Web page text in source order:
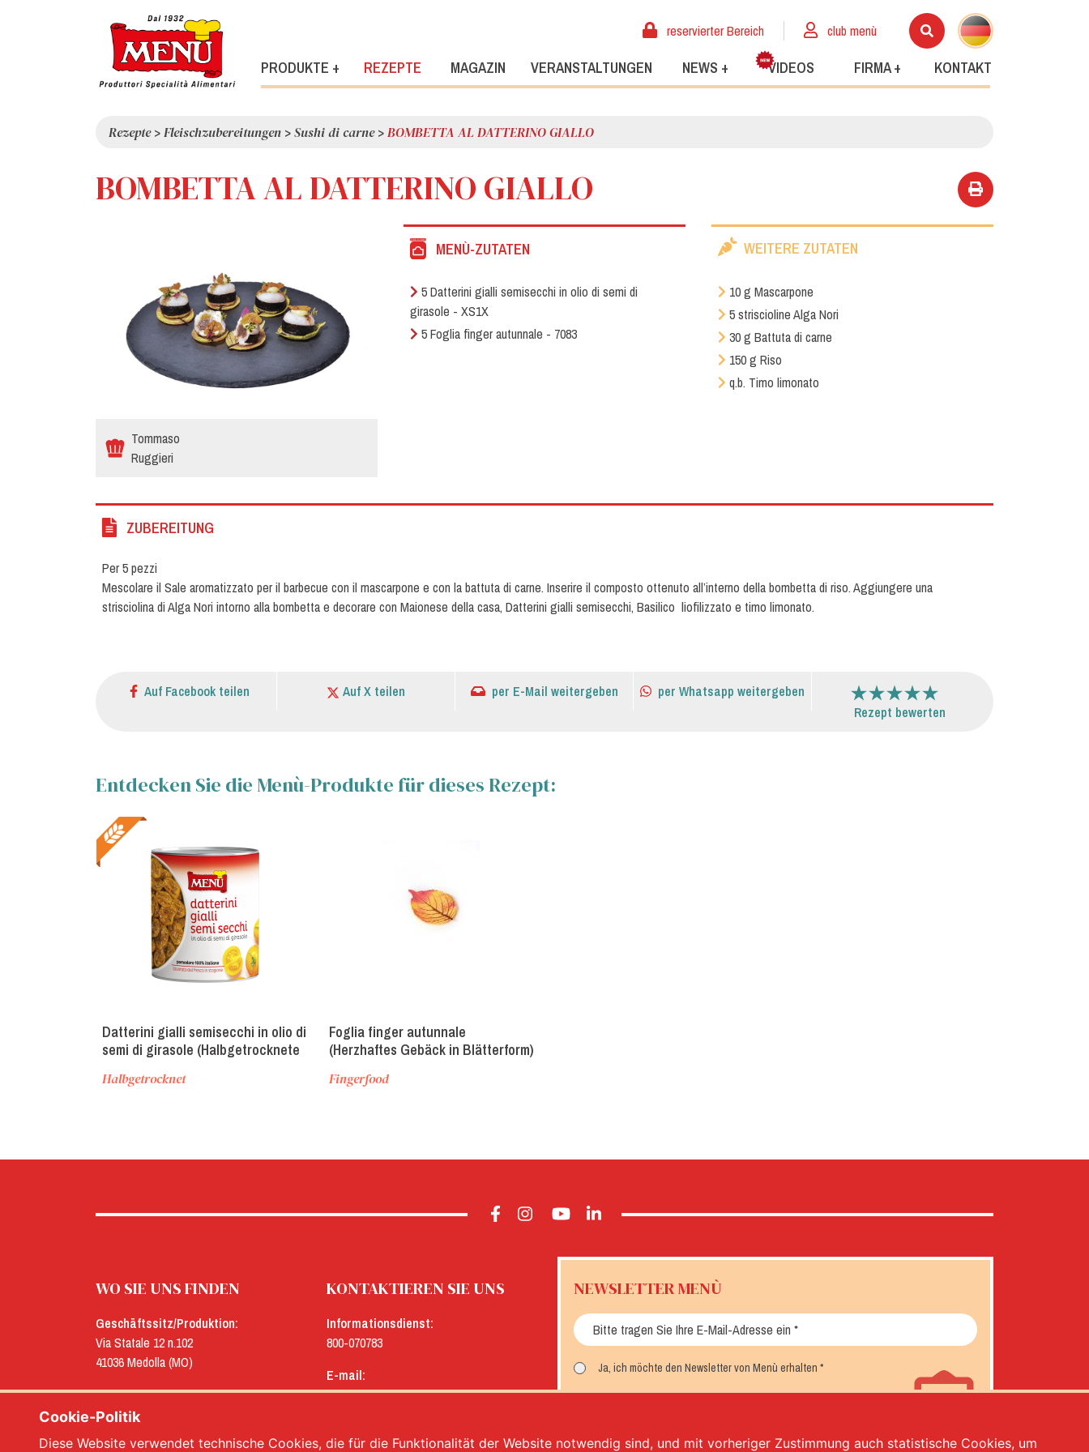
reservierter Bereich club menù
PRODUKTE + REZEPTE MAGAZIN VERANSTALTUNGEN NEWS + VIDEOS FIRMA + KONTAKT
Rezepte>Fleischzubereitungen >Sushi di carne>BOMBETTA AL DATTERINO GIALLO
BOMBETTA AL DATTERINO GIALLO
Tommaso
Ruggieri
MENÙ-ZUTATEN
5 Datterini gialli semisecchi in olio di semi di
girasole - XS1X
5 Foglia finger autunnale - 7083
WEITERE ZUTATEN
10 g Mascarpone
5 striscioline Alga Nori
30 g Battuta di carne
150 g Riso
q.b. Timo limonato
ZUBEREITUNG
Per 5 pezzi
Mescolare il Sale aromatizzato per il barbecue con il mascarpone e con la battuta di carne. Inserire il composto ottenuto all’interno della bombetta di riso. Aggiungere una
strisciolina di Alga Nori intorno alla bombetta e decorare con Maionese della casa, Datterini gialli semisecchi, Basilico liofilizzato e timo limonato.
Auf Facebook teilen Auf X teilen per E-Mail weitergeben
per Whatsapp weitergeben
Rezept bewerten
Entdecken Sie die Menù-Produkte für dieses Rezept:
Datterini gialli semisecchi in olio di
semi di girasole (Halbgetrocknete
Sonnenblumenöl)
Halbgetrocknet
Foglia finger autunnale
(Herzhaftes Gebäck in Blätterform)
Fingerfood
WO SIE UNS FINDEN
Geschäftssitz/Produktion:
Via Statale 12 n.102
41036 Medolla (MO)
Verwaltung:
Via Concordia n.25
KONTAKTIEREN SIE UNS
Informationsdienst:
800-070783
E-mail:
menu@menu.it
NEWSLETTER MENÙ
Ja, ich möchte den Newsletter von Menù erhalten *
Cookie-Politik
Diese Website verwendet technische Cookies, die für die Funktionalität der Website notwendig sind, und mit vorheriger Zustimmung auch statistische Cookies, um